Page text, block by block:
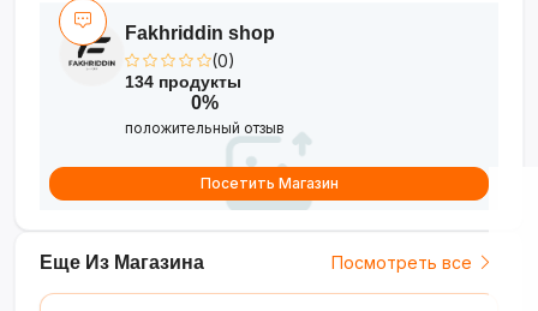
Еще Из Магазина Посмотреть все
Fakhriddin shop
(0)
134 продукты
0%
положительный отзыв
Посетить Магазин